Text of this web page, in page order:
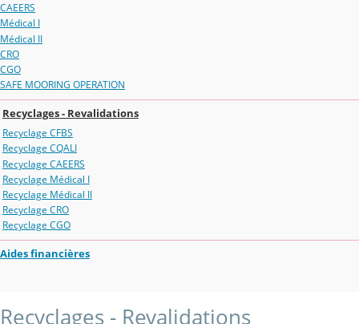
CAEERS
Médical I
Médical II
CRO
CGO
SAFE MOORING OPERATION
Recyclages - Revalidations
Recyclage CFBS
Recyclage CQALI
Recyclage CAEERS
Recyclage Médical I
Recyclage Médical II
Recyclage CRO
Recyclage CGO
Aides financières
Recyclages - Revalidations